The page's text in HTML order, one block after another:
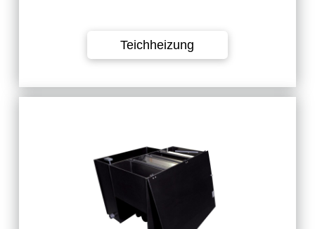
Teichheizung
funktionsfähige II. Wahl Produke
zum günstigen Preis.